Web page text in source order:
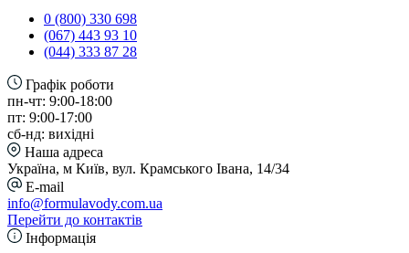
0 (800) 330 698
(067) 443 93 10
(044) 333 87 28
Графік роботи
пн-чт: 9:00-18:00
пт: 9:00-17:00
сб-нд: вихідні
Наша адреса
Україна, м Київ, вул. Крамського Івана, 14/34
E-mail
info@formulavody.com.ua
Перейти до контактів
Інформація